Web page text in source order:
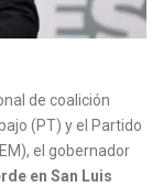
de coalición
(PT) y el Partido
el gobernador
en San Luis